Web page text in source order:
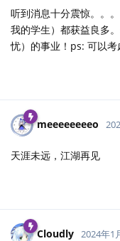
听到消息十分震惊。。
我的学生）都获益良多
忧）的事业！ps: 可以
meeeeeeeeo
天涯未远，江湖再见
Cloudly 2024年1